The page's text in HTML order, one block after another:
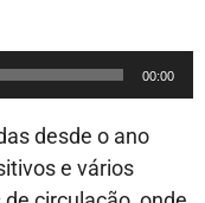
00:00
desde o ano
e vários